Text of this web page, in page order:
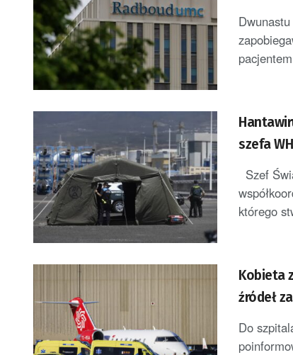
szefa
Szef
którego
Kobieta
źródeł
Do